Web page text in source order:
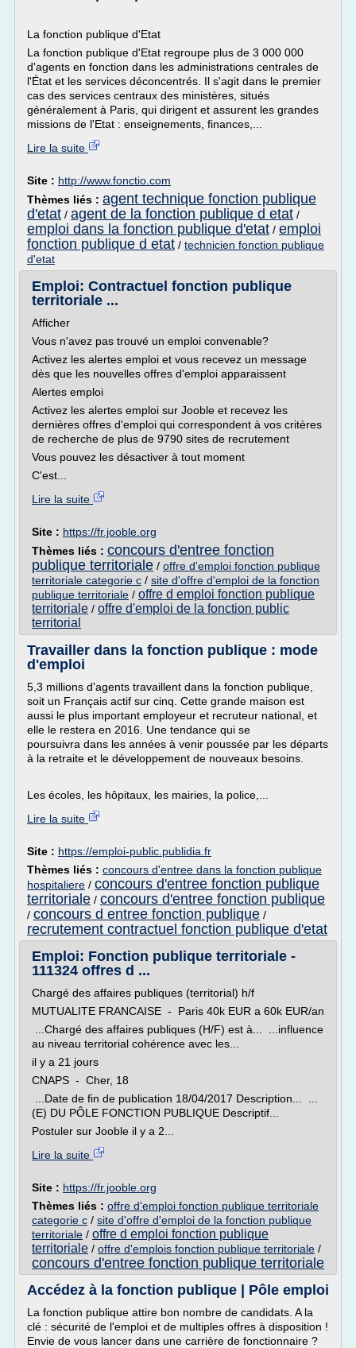
La fonction publique d'Etat
La fonction publique d'Etat regroupe plus de 3 000 000
d'agents en fonction dans les administrations centrales de
l'État et les services déconcentrés. Il s'agit dans le premier
cas des services centraux des ministères, situés
généralement à Paris, qui dirigent et assurent les grandes
missions de l'Etat : enseignements, finances,...
Lire la suite
Site : http://www.fonctio.com
Thèmes liés : agent technique fonction publique
d'etat / agent de la fonction publique d etat /
emploi dans la fonction publique d'etat / emploi
fonction publique d etat / technicien fonction publique
d'etat
Emploi: Contractuel fonction publique
territoriale ...
Afficher
Vous n'avez pas trouvé un emploi convenable?
Activez les alertes emploi et vous recevez un message
dès que les nouvelles offres d'emploi apparaissent
Alertes emploi
Activez les alertes emploi sur Jooble et recevez les
dernières offres d'emploi qui correspondent à vos critères
de recherche de plus de 9790 sites de recrutement
Vous pouvez les désactiver à tout moment
C'est...
Lire la suite
Site : https://fr.jooble.org
Thèmes liés : concours d'entree fonction
publique territoriale / offre d'emploi fonction publique
territoriale categorie c / site d'offre d'emploi de la fonction
publique territoriale / offre d emploi fonction publique
territoriale / offre d'emploi de la fonction public
territorial
Travailler dans la fonction publique : mode
d'emploi
5,3 millions d'agents travaillent dans la fonction publique,
soit un Français actif sur cinq. Cette grande maison est
aussi le plus important employeur et recruteur national, et
elle le restera en 2016. Une tendance qui se
poursuivra dans les années à venir poussée par les départs
à la retraite et le développement de nouveaux besoins.
Les écoles, les hôpitaux, les mairies, la police,...
Lire la suite
Site : https://emploi-public.publidia.fr
Thèmes liés : concours d'entree dans la fonction publique
hospitaliere / concours d'entree fonction publique
territoriale / concours d'entree fonction publique
/ concours d entree fonction publique /
recrutement contractuel fonction publique d'etat
Emploi: Fonction publique territoriale -
111324 offres d ...
Chargé des affaires publiques (territorial) h/f
MUTUALITE FRANCAISE - Paris 40k EUR a 60k EUR/an
...Chargé des affaires publiques (H/F) est à... ...influence
au niveau territorial cohérence avec les...
il y a 21 jours
CNAPS - Cher, 18
...Date de fin de publication 18/04/2017 Description... ...
(E) DU PÔLE FONCTION PUBLIQUE Descriptif...
Postuler sur Jooble il y a 2...
Lire la suite
Site : https://fr.jooble.org
Thèmes liés : offre d'emploi fonction publique territoriale
categorie c / site d'offre d'emploi de la fonction publique
territoriale / offre d emploi fonction publique
territoriale / offre d'emplois fonction publique territoriale /
concours d'entree fonction publique territoriale
Accédez à la fonction publique | Pôle emploi
La fonction publique attire bon nombre de candidats. A la
clé : sécurité de l'emploi et de multiples offres à disposition !
Envie de vous lancer dans une carrière de fonctionnaire ?